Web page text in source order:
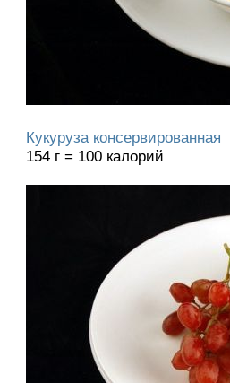
Кукуруза консервированная
154 г = 100 калорий